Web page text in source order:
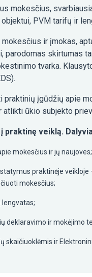
mokesčius,
PVM tarifų ir
ir įmokas,
parodomas skirtumas
tvarka.
praktinių įgūdžių apie
ūkio subjekto
praktinę veiklą.
mokesčius ir jų naujoves;
praktinėje
mokesčius;
deklaravimo ir mokėjimo
skaičiuoklėmis ir